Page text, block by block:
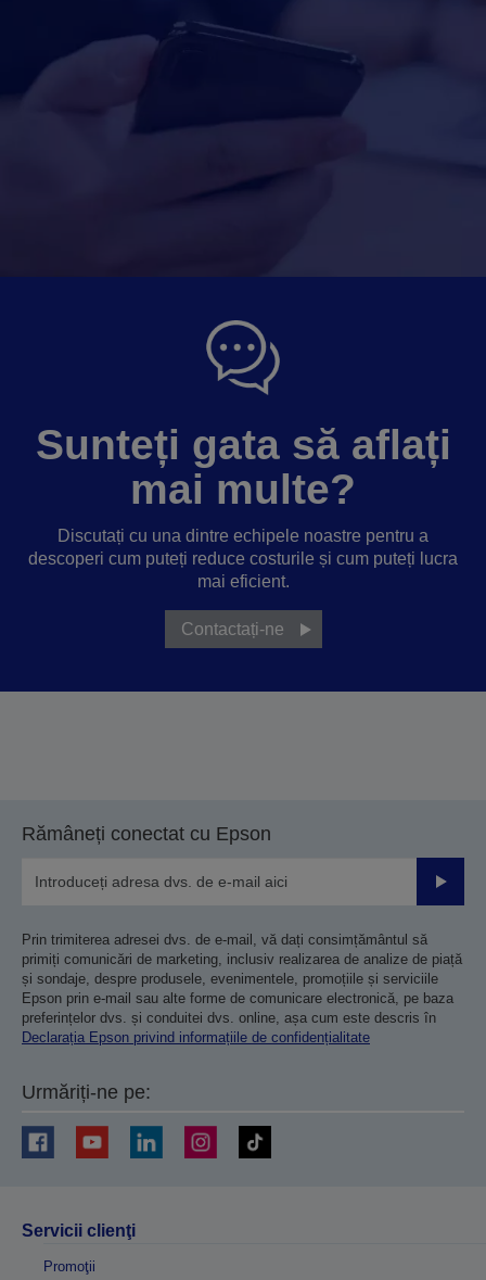
Sunteți gata să aflați
mai multe?
Discutați cu una dintre echipele noastre pentru a
descoperi cum puteți reduce costurile și cum puteți lucra
mai eficient.
Contactați-ne
Rămâneți conectat cu Epson
Prin trimiterea adresei dvs. de e-mail, vă dați consimțământul să
primiți comunicări de marketing, inclusiv realizarea de analize de piață
și sondaje, despre produsele, evenimentele, promoțiile și serviciile
Epson prin e-mail sau alte forme de comunicare electronică, pe baza
preferințelor dvs. și conduitei dvs. online, așa cum este descris în
Declarația Epson privind informațiile de confidențialitate
Urmăriți-ne pe:
Servicii clienţi
Promoţii